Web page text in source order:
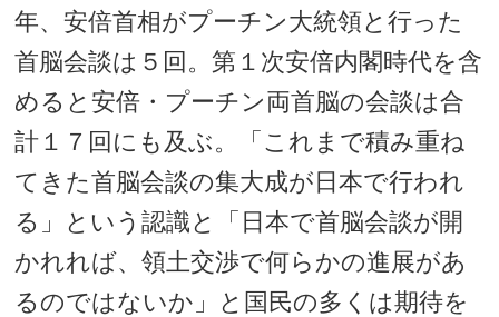
年、安倍首相がプーチン大統領と行った
首脳会談は５回。第１次安倍内閣時代を含
めると安倍・プーチン両首脳の会談は合
計１７回にも及ぶ。「これまで積み重ね
てきた首脳会談の集大成が日本で行われ
る」という認識と「日本で首脳会談が開
かれれば、領土交渉で何らかの進展があ
るのではないか」と国民の多くは期待を